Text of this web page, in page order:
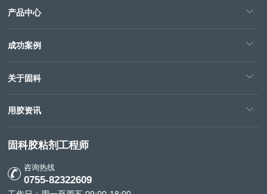
产品中心
成功案例
关于固科
用胶资讯
固科胶粘剂工程师
咨询热线
0755-82322609